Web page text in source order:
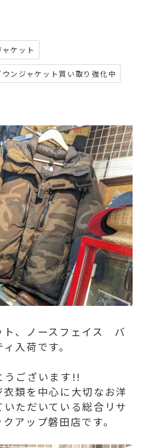
ケット
ンジャケット買い取り強化中
ト、ノースフェイス バ
入荷です。
うございます!!
類を中心に大切なお洋
ただいている総合リサ
アップ磐田店です。